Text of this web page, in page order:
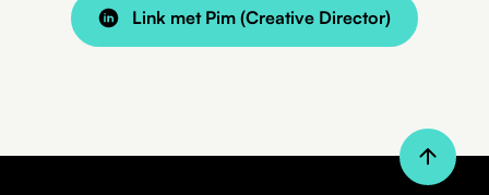
Link met Pim (Creative Director)